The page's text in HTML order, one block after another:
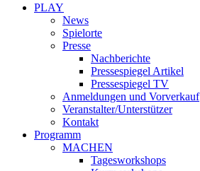
PLAY
News
Spielorte
Presse
Nachberichte
Pressespiegel Artikel
Pressespiegel TV
Anmeldungen und Vorverkauf
Veranstalter/Unterstützer
Kontakt
Programm
MACHEN
Tagesworkshops